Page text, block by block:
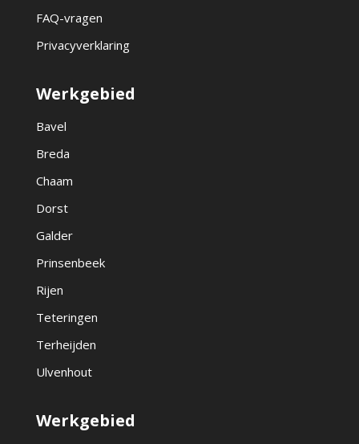
FAQ-vragen
Privacyverklaring
Werkgebied
Bavel
Breda
Chaam
Dorst
Galder
Prinsenbeek
Rijen
Teteringen
Terheijden
Ulvenhout
Werkgebied